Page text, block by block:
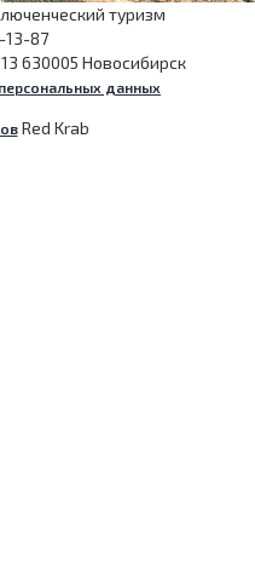
туризм
13-87
630005 Новосибирск
данных
Red Krab